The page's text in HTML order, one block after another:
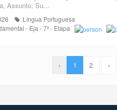
Assunto, Su...
Língua Portuguesa
- Eja - 7ª - Etapa
‹ 1 2 ›